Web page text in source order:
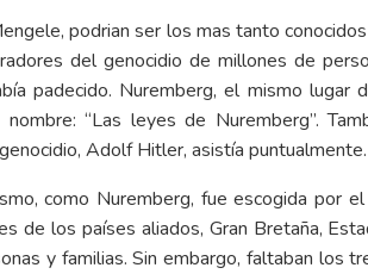
podrian ser los mas tanto
del genocidio de millones de
padecido. Nuremberg, el mismo lugar
“Las leyes de Nuremberg”.
Adolf Hitler, asistía puntualmente.
como Nuremberg, fue escogida por
de los países aliados, Gran Bretaña,
y familias. Sin embargo, faltaban los